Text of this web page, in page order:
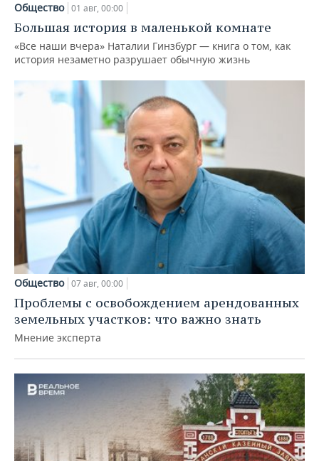
Общество 01 авг, 00:00
Большая история в маленькой комнате
«Все наши вчера» Наталии Гинзбург — книга о том, как
история незаметно разрушает обычную жизнь
Общество 07 авг, 00:00
Проблемы с освобождением арендованных
земельных участков: что важно знать
Мнение эксперта